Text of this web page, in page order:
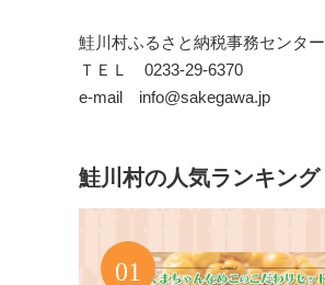
鮭川村ふるさと納税事務センター
ＴＥＬ 0233-29-6370
e-mail info@sakegawa.jp
鮭川村の人気ランキング